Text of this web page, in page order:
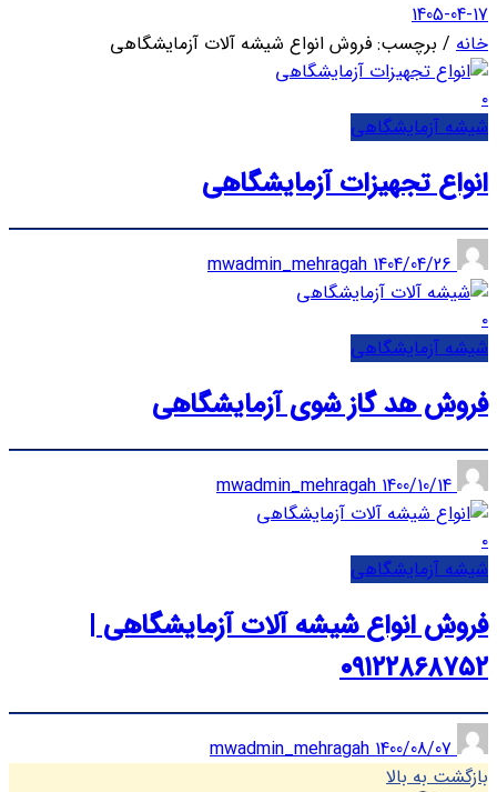
1405-04-17
خانه / برچسب: فروش انواع شیشه آلات آزمایشگاهی
۰
شیشه آزمایشگاهی
انواع تجهیزات آزمایشگاهی
mwadmin_mehragah
1404/04/26
۰
شیشه آزمایشگاهی
فروش هد گاز شوی آزمایشگاهی
mwadmin_mehragah
1400/10/14
۰
شیشه آزمایشگاهی
فروش انواع شیشه آلات آزمایشگاهی |
۰۹۱۲۲۸۶۸۷۵۲
mwadmin_mehragah
1400/08/07
بازگشت به بالا